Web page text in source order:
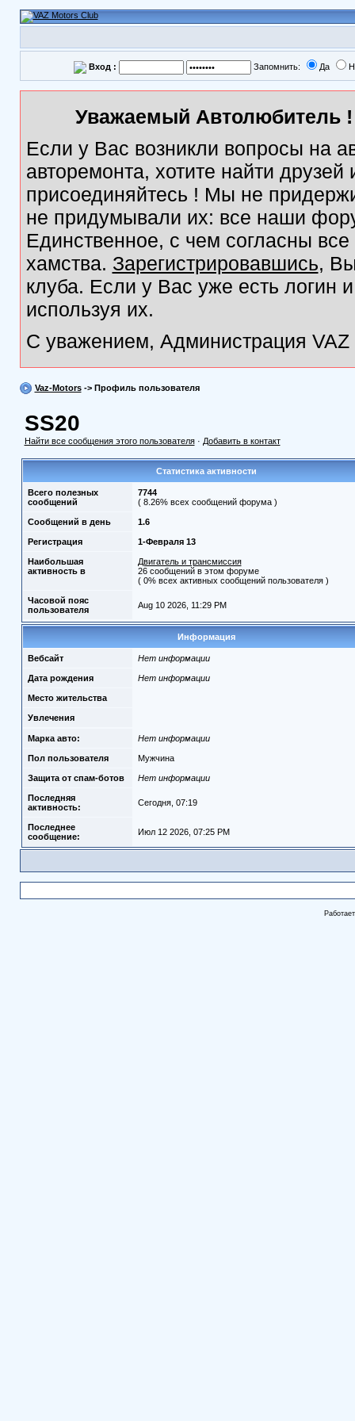
Вход : Запомнить: Да
Уважаемый Автолюбитель
Если у Вас возникли вопросы на
авторемонта, хотите найти
присоединяйтесь ! Мы не
не придумывали их: все наши
Единственное, с чем согласны
хамства. Зарегистрировавшись,
клуба. Если у Вас уже есть логин
используя их.
С уважением, Администрация VAZ
Vaz-Motors-> Профиль пользователя
SS20
Найти все сообщения этого пользователя· Добавить в контакт
Статистика активности
Всего полезных
сообщений
7744
( 8.26% всех сообщений форума )
Сообщений в день 1.6
Регистрация 1-Февраля 13
Наибольшая
активность в
Двигатель и трансмиссия
26 сообщений в этом форуме
( 0% всех активных сообщений пользователя )
Часовой пояс
пользователя
Aug 10 2026, 11:29 PM
Информация
Вебсайт Нет информации
Дата рождения Нет информации
Место жительства
Увлечения
Марка авто: Нет информации
Пол пользователя Мужчина
Защита от спам-ботов Нет информации
Последняя
активность:
Сегодня, 07:19
Последнее
сообщение:
Июл 12 2026, 07:25 PM